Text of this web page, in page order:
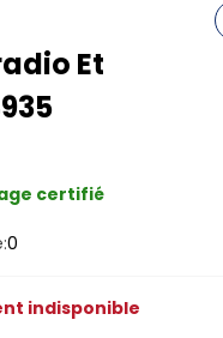
Et
certifié
0
indisponible